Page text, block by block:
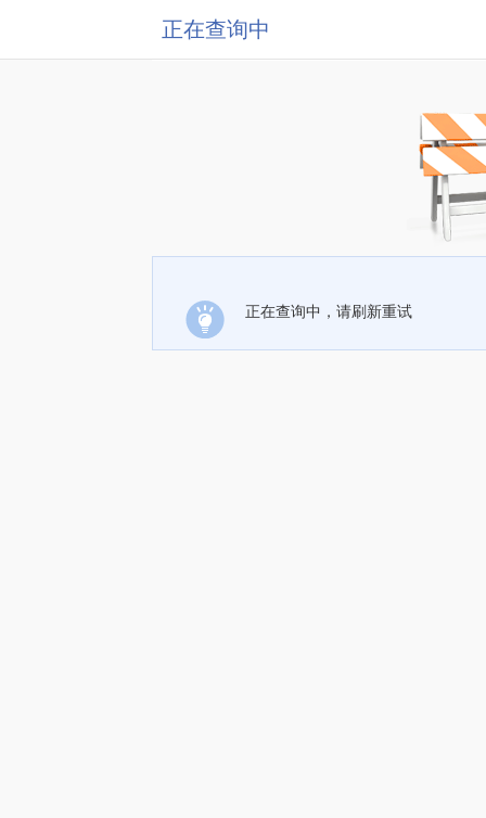
正在查询中
正在查询中，请刷新重试